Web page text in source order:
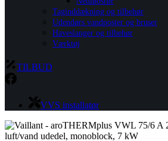
Taginddækning og tilbehør
Udendørs vandposter og bruser
Haveslanger og tilbehør
Værktøj
TILBUD
VVS installatør